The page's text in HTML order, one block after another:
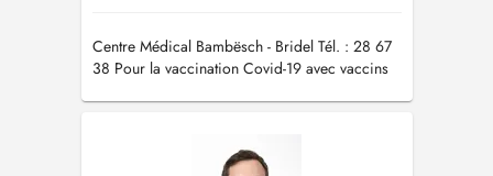
Centre Médical Bambësch - Bridel Tél. : 28 67
38 Pour la vaccination Covid-19 avec vaccins